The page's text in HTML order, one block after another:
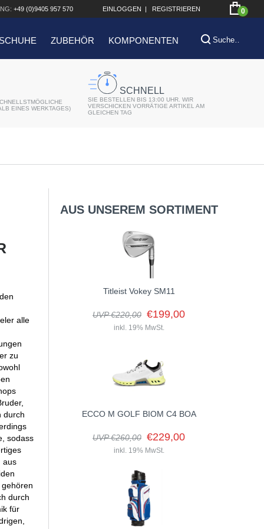
+49 (0)9405 957 570 EINLOGGEN | REGISTRIEREN 0
ZUBEHÖR KOMPONENTEN
EINES WERKTAGES)
SCHNELL
SIE BESTELLEN BIS 13:00 UHR. WIR
VERSCHICKEN VORRÄTIGE ARTIKEL AM
GLEICHEN TAG
alle
zu
durch
sodass
aus
durch
für
AUS UNSEREM SORTIMENT
Titleist Vokey SM11
UVP €220,00 €199,00
inkl. 19% MwSt.
ECCO M GOLF BIOM C4 BOA
UVP €260,00 €229,00
inkl. 19% MwSt.